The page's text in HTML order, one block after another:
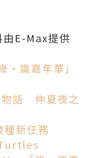
E-Max提供
‧識嘉年華」
物語 仲夏夜之
新任務